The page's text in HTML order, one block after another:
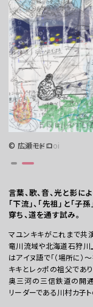
WEBマガジン
© 広瀬モドロ
言葉、歌、音、光と影に
「下流」、「先祖」と「
穿ち、道を通す試み。
マユンキキがこれまで共
竜川流域や北海道石狩川
はアイヌ語で「（場所に）
キキとレㇰポの祖父であ
奥三河の三信鉄道の開
リーダーである川村カ子